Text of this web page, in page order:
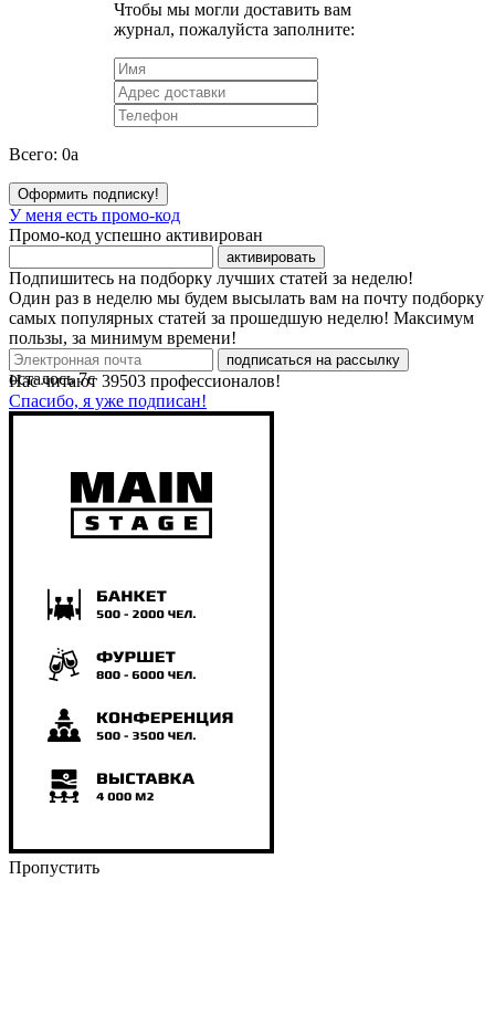
Чтобы мы могли доставить вам
журнал, пожалуйста заполните:
Всего: 0a
Оформить подписку!
У меня есть промо-код
Промо-код успешно активирован
активировать
Подпишитесь на подборку лучших статей за неделю!
Один раз в неделю мы будем высылать вам на почту подборку
самых популярных статей за прошедшую неделю! Максимум
пользы, за минимум времени!
подписаться на рассылку
Нас читают 39503 профессионалов!
Спасибо, я уже подписан!
осталось7с
Пропустить